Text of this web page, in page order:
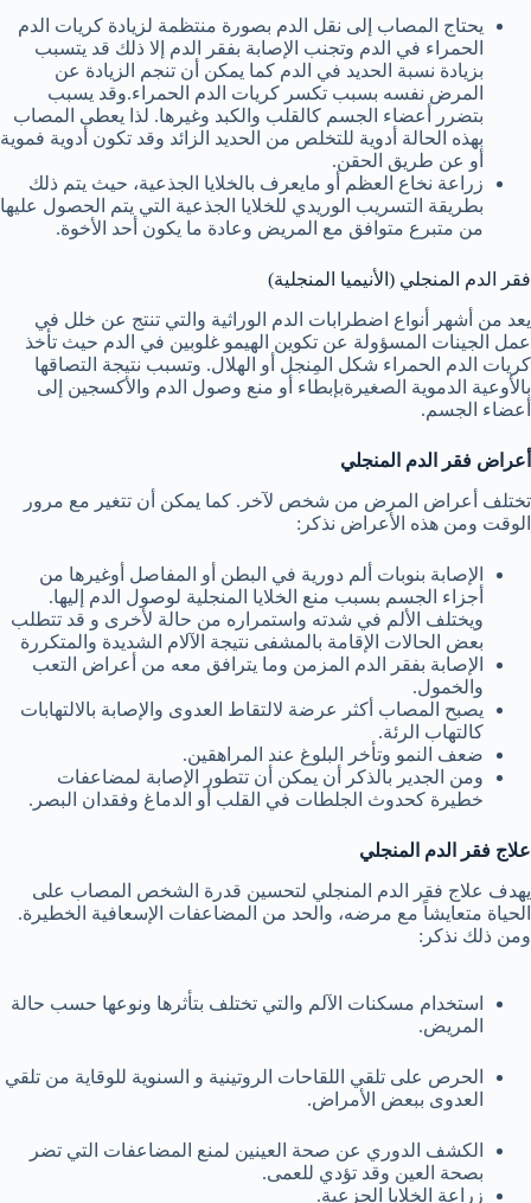
يحتاج المصاب إلى نقل الدم بصورة منتظمة لزيادة كريات الدم
الحمراء في الدم وتجنب الإصابة بفقر الدم إلا ذلك قد يتسبب
بزيادة نسبة الحديد في الدم كما يمكن أن تنجم الزيادة عن
المرض نفسه بسبب تكسر كريات الدم الحمراء.وقد يسبب
بتضرر أعضاء الجسم كالقلب والكبد وغيرها. لذا يعطى المصاب
بهذه الحالة أدوية للتخلص من الحديد الزائد وقد تكون أدوية فموية
أو عن طريق الحقن.
زراعة نخاع العظم أو مايعرف بالخلايا الجذعية، حيث يتم ذلك
بطريقة التسريب الوريدي للخلايا الجذعية التي يتم الحصول عليها
من متبرع متوافق مع المريض وعادة ما يكون أحد الأخوة.
فقر الدم المنجلي (الأنيميا المنجلية)
يعد من أشهر أنواع اضطرابات الدم الوراثية والتي تنتج عن خلل في
عمل الجينات المسؤولة عن تكوين الهيمو غلوبين في الدم حيث تأخذ
كريات الدم الحمراء شكل المِنجل أو الهلال. وتسبب نتيجة التصاقها
بالأوعية الدموية الصغيرةبإبطاء أو منع وصول الدم والأكسجين إلى
أعضاء الجسم.
أعراض فقر الدم المنجلي
تختلف أعراض المرض من شخص لآخر. كما يمكن أن تتغير مع مرور
الوقت ومن هذه الأعراض نذكر:
الإصابة بنوبات ألم دورية في البطن أو المفاصل أوغيرها من
أجزاء الجسم بسبب منع الخلايا المنجلية لوصول الدم إليها.
ويختلف الألم في شدته واستمراره من حالة لأخرى و قد تتطلب
بعض الحالات الإقامة بالمشفى نتيجة الآلام الشديدة والمتكررة
الإصابة بفقر الدم المزمن وما يترافق معه من أعراض التعب
والخمول.
يصبح المصاب أكثر عرضة لالتقاط العدوى والإصابة بالالتهابات
كالتهاب الرئة.
ضعف النمو وتأخر البلوغ عند المراهقين.
ومن الجدير بالذكر أن يمكن أن تتطور الإصابة لمضاعفات
خطيرة كحدوث الجلطات في القلب أو الدماغ وفقدان البصر.
علاج فقر الدم المنجلي
يهدف علاج فقر الدم المنجلي لتحسين قدرة الشخص المصاب على
الحياة متعايشاً مع مرضه، والحد من المضاعفات الإسعافية الخطيرة.
ومن ذلك نذكر:
استخدام مسكنات الآلم والتي تختلف بتأثرها ونوعها حسب حالة
المريض.
الحرص على تلقي اللقاحات الروتينية و السنوية للوقاية من تلقي
العدوى ببعض الأمراض.
الكشف الدوري عن صحة العينين لمنع المضاعفات التي تضر
بصحة العين وقد تؤدي للعمى.
زراعة الخلايا الجزعية.